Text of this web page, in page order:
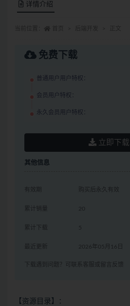
详情介绍
免费下载
普通用户用户特权：
会员用户特权：
永久会员用户特权：
立即下载
其他信息
有效期 购买后永久有效
累计销量 20
累计下载 5
最近更新 2026年05月16日
下载遇到问题？可联系客服或留言反馈
【资源目录】：